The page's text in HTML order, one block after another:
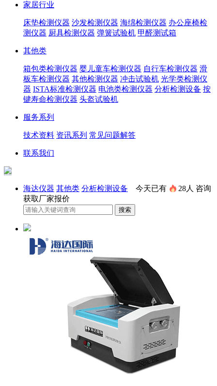
家居行业
床垫检测仪器 沙发检测仪器 海绵检测仪器 办公座椅检
测仪器 厨具检测仪器 弹簧试验机 甲醛测试箱
其他类
箱包类检测仪器 婴儿童车检测仪器 自行车检测仪器 滑
板车检测仪器 其他检测仪器 冲击试验机 光学类检测仪
器 ISTA标准检测仪器 电池类检测仪器 分析检测设备 按
键寿命检测仪器 头盔试验机
服务系列
技术资料 资讯系列 常见问题解答
联系我们
海达仪器 其他类 分析检测设备 今天已有 28人 咨询
获取厂家报价